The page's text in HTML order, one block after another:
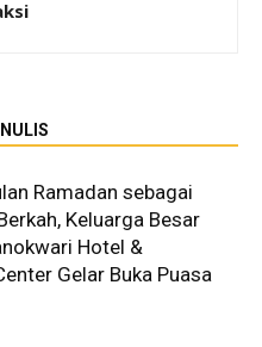
Ramadan sebagai
Keluarga Besar
Hotel &
Gelar Buka Puasa